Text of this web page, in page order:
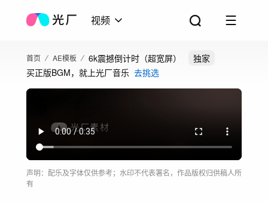
视频
首页 AE模板 6k震撼倒计时（超宽屏）
独家
买正版BGM，就上光厂音乐 去挑选
声明：配乐及字体仅供参考；水印不代表署名，作品版权归供稿人所
有